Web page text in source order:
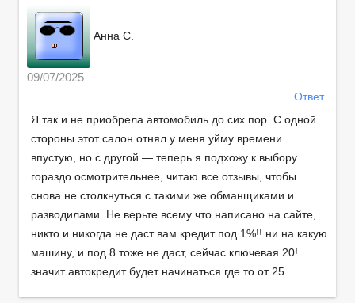
Анна С.
09/07/2025
Ответ
Я так и не приобрела автомобиль до сих пор. С одной
стороны этот салон отнял у меня уйму времени
впустую, но с другой — теперь я подхожу к выбору
гораздо осмотрительнее, читаю все отзывы, чтобы
снова не столкнуться с такими же обманщиками и
разводилами. Не верьте всему что написано на сайте,
никто и никогда не даст вам кредит под 1%!! ни на какую
машину, и под 8 тоже не даст, сейчас ключевая 20!
значит автокредит будет начинаться где то от 25